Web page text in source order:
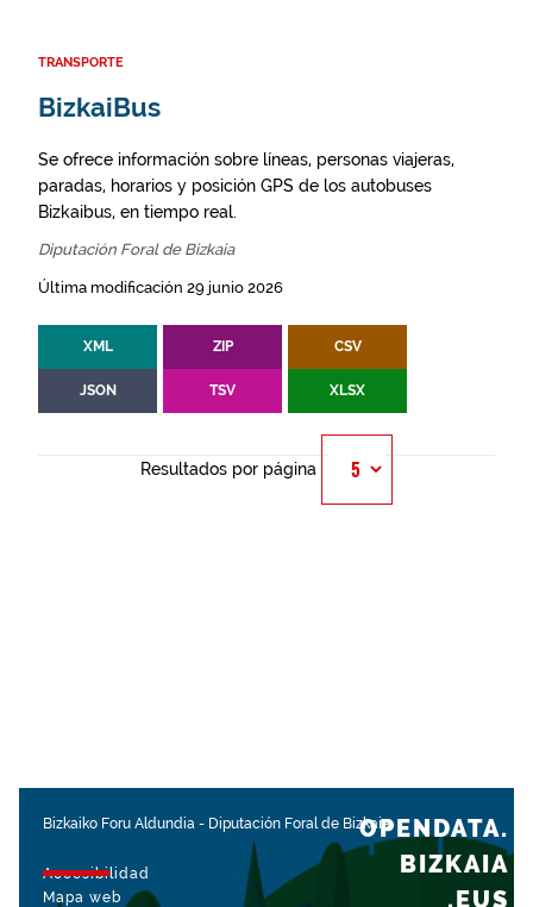
TRANSPORTE
BizkaiBus
Se ofrece información sobre líneas, personas viajeras,
paradas, horarios y posición GPS de los autobuses
Bizkaibus, en tiempo real.
Diputación Foral de Bizkaia
Última modificación 29 junio 2026
XML ZIP CSV
JSON TSV XLSX
Resultados por página
Bizkaiko Foru Aldundia - Diputación Foral de Bizkaia
Accesibilidad
Mapa web
OPENDATA.
BIZKAIA
.EUS